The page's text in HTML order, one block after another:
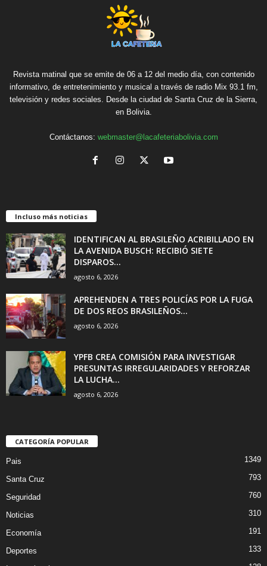
Revista matinal que se emite de 06 a 12 del medio día, con contenido
informativo, de entretenimiento y musical a través de radio Mix 93.1 fm,
televisión y redes sociales. Desde la ciudad de Santa Cruz de la Sierra,
en Bolivia.
Contáctanos: webmaster@lacafeteriabolivia.com
Incluso más noticias
IDENTIFICAN AL BRASILEÑO ACRIBILLADO EN
LA AVENIDA BUSCH: RECIBIÓ SIETE
DISPAROS...
agosto 6, 2026
APREHENDEN A TRES POLICÍAS POR LA FUGA
DE DOS REOS BRASILEÑOS...
agosto 6, 2026
YPFB CREA COMISIÓN PARA INVESTIGAR
PRESUNTAS IRREGULARIDADES Y REFORZAR
LA LUCHA...
agosto 6, 2026
CATEGORÍA POPULAR
Pais 1349
Santa Cruz 793
Seguridad 760
Noticias 310
Economía 191
Deportes 133